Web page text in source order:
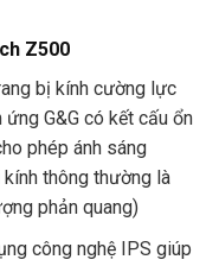
Z500
bị kính cường lực
G&G có kết cấu ổn
phép ánh sáng
thông thường là
phản quang)
công nghệ IPS giúp